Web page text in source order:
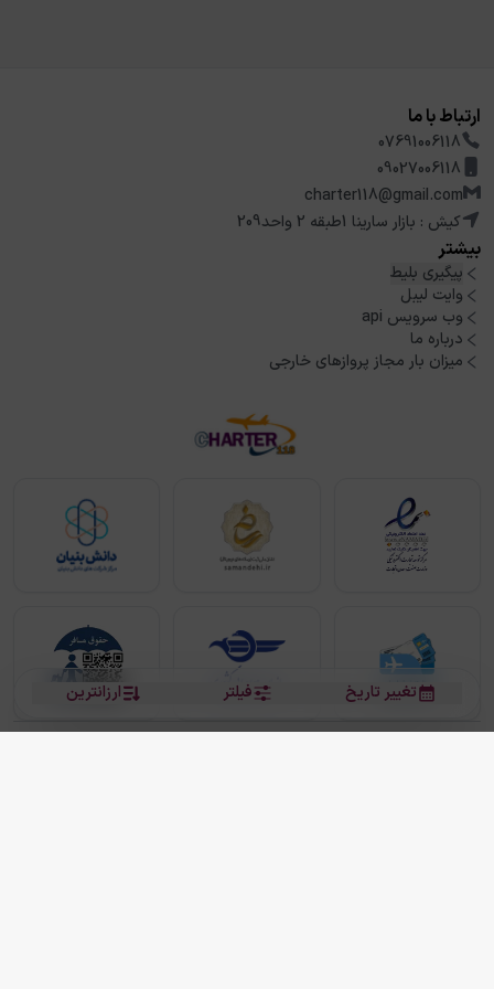
ارزانترین فیلتر تغییر تاریخ
ارتباط با ما
07691006118
09027006118
charter118@gmail.com
کیش : بازار سارینا 1طبقه 2 واحد209
بیشتر
پیگیری بلیط
وایت لیبل
وب سرویس api
درباره ما
میزان بار مجاز پروازهای خارجی